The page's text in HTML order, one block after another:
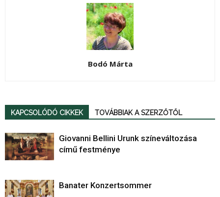
Bodó Márta
KAPCSOLÓDÓ CIKKEK TOVÁBBIAK A SZERZŐTŐL
Giovanni Bellini Urunk színeváltozása
című festménye
Banater Konzertsommer